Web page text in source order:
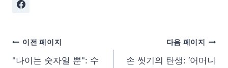
이전 페이지
"나이는 숫자일 뿐": 수
다음 페이지
손 씻기의 탄생: ‘어머니